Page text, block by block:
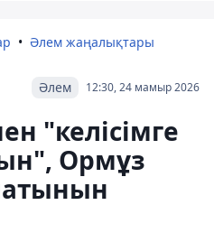
Әлем жаңалықтары
12:30, 24 мамыр 2026
Әлем
"келісімге
Ормұз